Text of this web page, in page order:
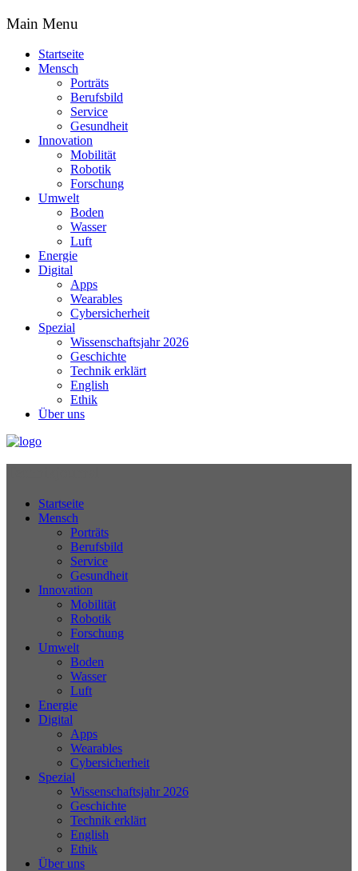
Main Menu
Startseite
Mensch
Porträts
Berufsbild
Service
Gesundheit
Innovation
Mobilität
Robotik
Forschung
Umwelt
Boden
Wasser
Luft
Energie
Digital
Apps
Wearables
Cybersicherheit
Spezial
Wissenschaftsjahr 2026
Geschichte
Technik erklärt
English
Ethik
Über uns
Startseite
Mensch
Porträts
Berufsbild
Service
Gesundheit
Innovation
Mobilität
Robotik
Forschung
Umwelt
Boden
Wasser
Luft
Energie
Digital
Apps
Wearables
Cybersicherheit
Spezial
Wissenschaftsjahr 2026
Geschichte
Technik erklärt
English
Ethik
Über uns